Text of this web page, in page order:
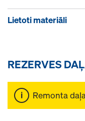
Lietoti materiāli
REZERVES
Remonta